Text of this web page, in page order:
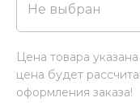
Не выбран
Цена товара
цена будет
оформления заказа!